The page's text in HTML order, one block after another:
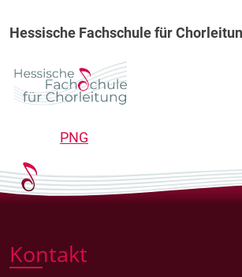
Hessische Fachschule für
PNG
Kontakt